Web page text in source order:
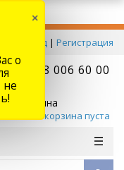
Вход | Регистрация
+7 778 006 60 00
Корзина
Ваша корзина пуста
о
не
×